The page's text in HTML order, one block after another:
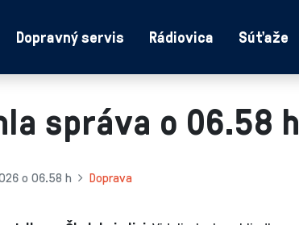
Dopravný servis Rádiovica Súťaže
správa o 06.58 h
o 06.58 h Doprava